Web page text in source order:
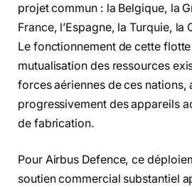
projet commun : la Belgique, la
France, l’Espagne, la Turquie, la
Le fonctionnement de cette
mutualisation des ressources
forces aériennes de ces nations,
progressivement des appareils
de fabrication.
Pour Airbus Defence, ce
soutien commercial substantiel